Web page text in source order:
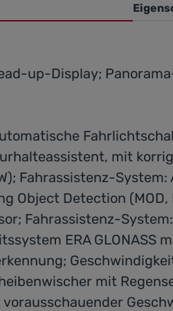
up-Display;
mit
Fahrassistenz-
Object Detection
Fahrassistenz-
ERA
mit